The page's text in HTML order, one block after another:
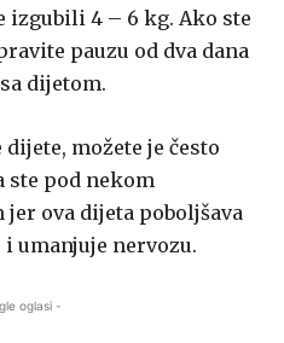
izgubili 4 – 6 kg. Ako ste
pauzu od dva dana
dijetom.
možete je često
pod nekom
ova dijeta poboljšava
umanjuje nervozu.
oglasi -